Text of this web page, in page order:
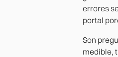
errores
portal
Son
medible,